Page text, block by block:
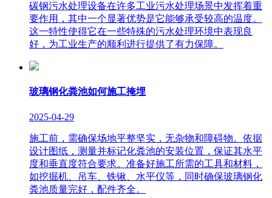
碳钢污水处理设备在许多工业污水处理场景中发挥着重
要作用，其中一个显著优势是它能够承受较高的温度。
这一特性使得它在一些特殊的污水处理环境中表现良
好，为工业生产的顺利进行提供了有力保障。
玻璃钢化粪池如何施工掩埋
2025-04-29
施工前，需确保场地平整坚实，无杂物和障碍物。依据
设计图纸，测量并标记化粪池的安装位置，保证其水平
度和垂直度符合要求。准备好施工所需的工具和材料，
如挖掘机、吊车、铁锹、水平仪等，同时确保玻璃钢化
粪池质量完好，配件齐全。